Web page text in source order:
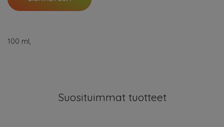
100 ml,
Suosituimmat tuotteet